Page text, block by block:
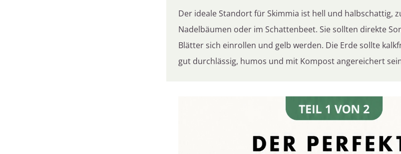
Der ideale Standort für Skimmia ist hell und halbschattig,
Nadelbäumen oder im Schattenbeet. Sie sollten direkte
Blätter sich einrollen und gelb werden. Die Erde sollte
gut durchlässig, humos und mit Kompost angereichert